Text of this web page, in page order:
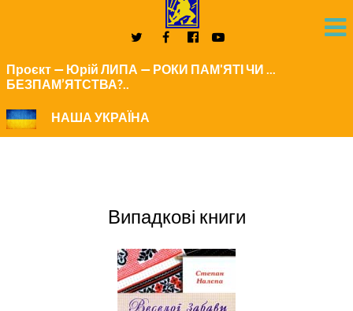
Проєкт — Юрій ЛИПА — РОКИ ПАМ'ЯТІ ЧИ ...
БЕЗПАМ’ЯТСТВА?..
НАША УКРАЇНА
Випадкові книги